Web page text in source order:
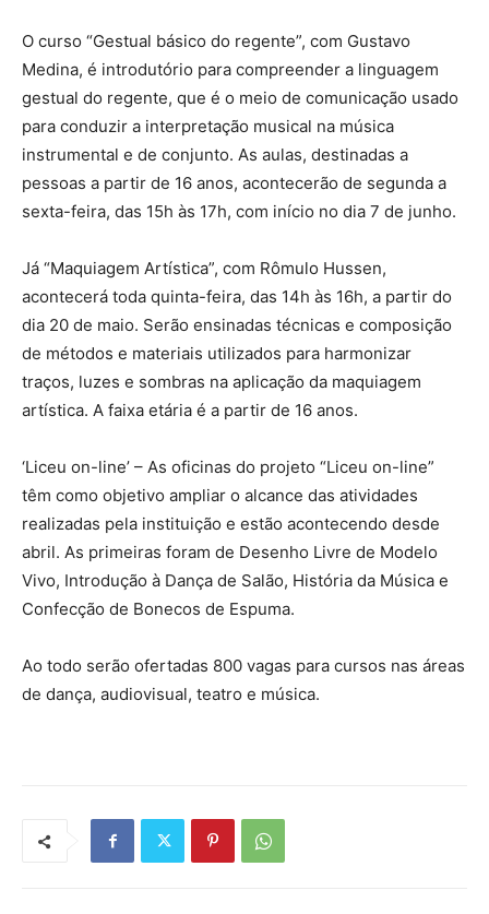
O curso “Gestual básico do regente”, com Gustavo
Medina, é introdutório para compreender a linguagem
gestual do regente, que é o meio de comunicação usado
para conduzir a interpretação musical na música
instrumental e de conjunto. As aulas, destinadas a
pessoas a partir de 16 anos, acontecerão de segunda a
sexta-feira, das 15h às 17h, com início no dia 7 de junho.
Já “Maquiagem Artística”, com Rômulo Hussen,
acontecerá toda quinta-feira, das 14h às 16h, a partir do
dia 20 de maio. Serão ensinadas técnicas e composição
de métodos e materiais utilizados para harmonizar
traços, luzes e sombras na aplicação da maquiagem
artística. A faixa etária é a partir de 16 anos.
‘Liceu on-line’ – As oficinas do projeto “Liceu on-line”
têm como objetivo ampliar o alcance das atividades
realizadas pela instituição e estão acontecendo desde
abril. As primeiras foram de Desenho Livre de Modelo
Vivo, Introdução à Dança de Salão, História da Música e
Confecção de Bonecos de Espuma.
Ao todo serão ofertadas 800 vagas para cursos nas áreas
de dança, audiovisual, teatro e música.